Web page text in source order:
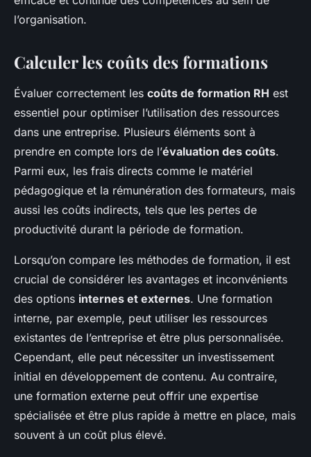
l’organisation.
Calculer les coûts des formations
Évaluer correctement les coûts de formation RH est
essentiel pour optimiser l’utilisation des ressources
dans une entreprise. Plusieurs éléments sont à
prendre en compte lors de l’évaluation des coûts.
Parmi eux, les frais directs comme le matériel
pédagogique et la rémunération des formateurs, mais
aussi les coûts indirects, tels que les pertes de
productivité durant la période de formation.
Lorsqu’on compare les méthodes de formation, il est
crucial de considérer les avantages et inconvénients
des options internes et externes. Une formation
interne, par exemple, peut utiliser les ressources
existantes de l’entreprise et être plus personnalisée.
Cependant, elle peut nécessiter un investissement
initial en développement de contenu. Au contraire,
une formation externe peut offrir une expertise
spécialisée et être plus rapide à mettre en place, mais
souvent à un coût plus élevé.